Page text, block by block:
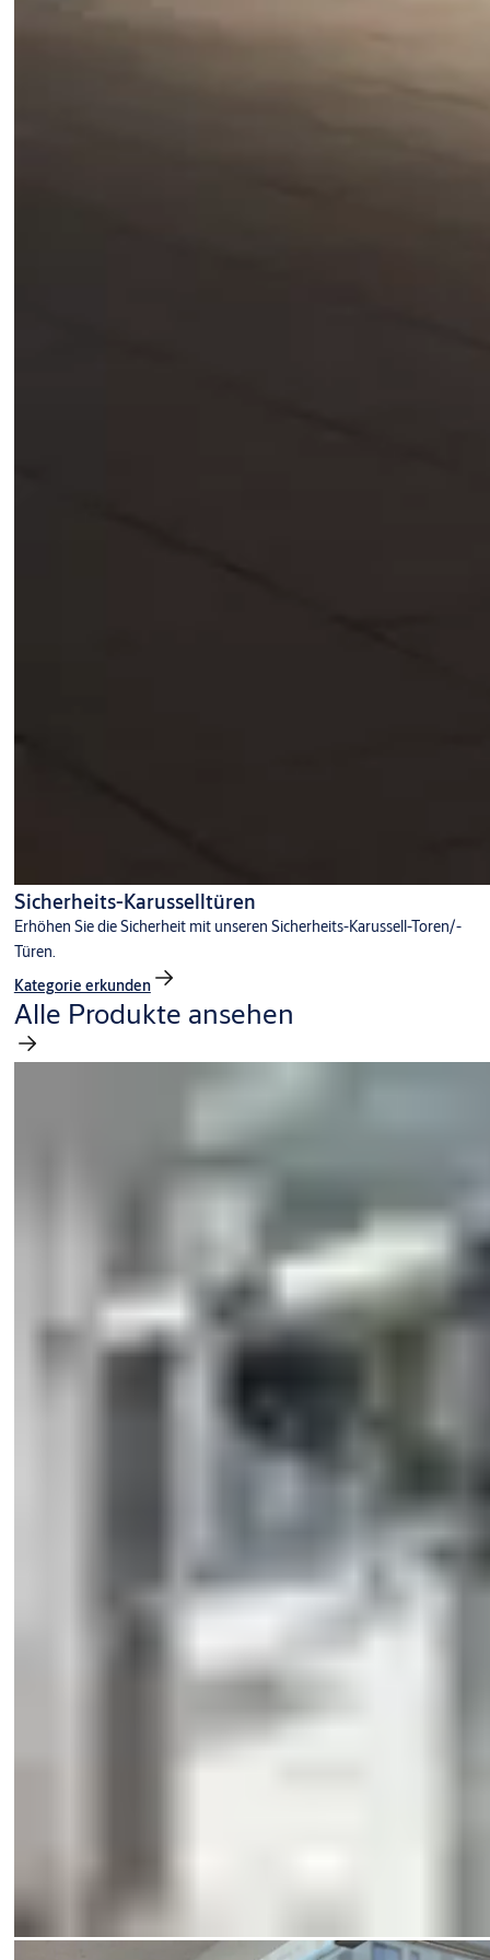
Sicherheits-Karusselltüren
Erhöhen Sie die Sicherheit mit unseren Sicherheits-Karussell-Toren/-
Türen.
Kategorie erkunden
Alle Produkte ansehen